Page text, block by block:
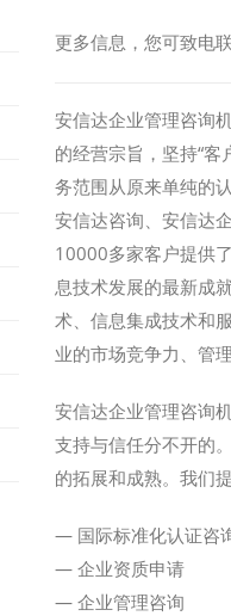
更多信息，您可致电
安信达企业管理咨询
的经营宗旨，坚持“
务范围从原来单纯的
安信达咨询、安信达
10000多家客户提供
息技术发展的最新成
术、信息集成技术和
业的市场竞争力、管
安信达企业管理咨询
支持与信任分不开的
的拓展和成熟。我们
— 国际标准化认证咨
— 企业资质申请
— 企业管理咨询